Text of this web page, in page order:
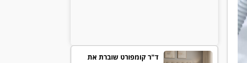
ד"ר קומפורט שוברת את